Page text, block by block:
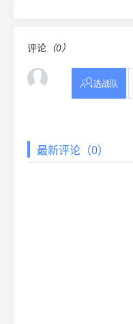
评论 （0）
选战队
最新评论（0）